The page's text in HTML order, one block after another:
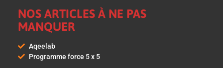
NOS ARTICLES À NE PAS
MANQUER
Aqeelab
Programme force 5 x 5